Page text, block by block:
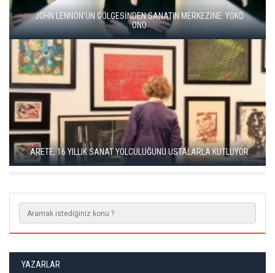
BALKANLAR'DAN ALÇITEPE'YE GÖÇÜN HİKAYESİ: "KÖK HALI"
SERGİSİ AÇILDI
SEÇKİN PİRİM İLE ŞEREFİYE SARNICI'NDA "DÜN İLE BUGÜN"
SERGİSİ
YAZARLAR